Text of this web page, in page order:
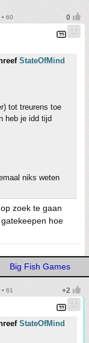
60
StateOfMind
tot treurens toe
heb je idd tijd
niks weten
zoek te gaan
hoe
Big Fish Games
61
StateOfMind